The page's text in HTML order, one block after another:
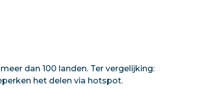
dan 100 landen. Ter vergelijking:
het delen via hotspot.